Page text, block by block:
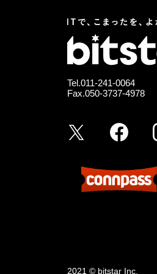
Tel.011-241-0064
Fax.050-3737-4978
2021 © bitstar Inc.